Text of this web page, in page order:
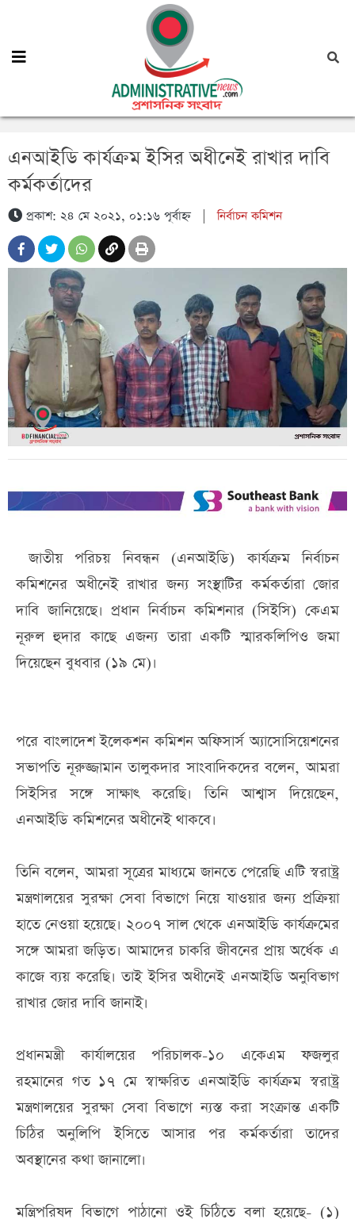
এনআইডি কার্যক্রম ইসির অধীনেই রাখার দাবি
কর্মকর্তাদের
প্রকাশ: ২৪ মে ২০২১, ০১:১৬ পূর্বাহ্ন|নির্বাচন কমিশন
জাতীয় পরিচয় নিবন্ধন (এনআইডি) কার্যক্রম নির্বাচন
কমিশনের অধীনেই রাখার জন্য সংস্থাটির কর্মকর্তারা জোর
দাবি জানিয়েছে। প্রধান নির্বাচন কমিশনার (সিইসি) কেএম
নূরুল হুদার কাছে এজন্য তারা একটি স্মারকলিপিও জমা
দিয়েছেন বুধবার (১৯ মে)।
পরে বাংলাদেশ ইলেকশন কমিশন অফিসার্স অ্যাসোসিয়েশনের
সভাপতি নূরুজ্জামান তালুকদার সাংবাদিকদের বলেন, আমরা
সিইসির সঙ্গে সাক্ষাৎ করেছি। তিনি আশ্বাস দিয়েছেন,
এনআইডি কমিশনের অধীনেই থাকবে।
তিনি বলেন, আমরা সূত্রের মাধ্যমে জানতে পেরেছি এটি স্বরাষ্ট্র
মন্ত্রণালয়ের সুরক্ষা সেবা বিভাগে নিয়ে যাওয়ার জন্য প্রক্রিয়া
হাতে নেওয়া হয়েছে। ২০০৭ সাল থেকে এনআইডি কার্যক্রমের
সঙ্গে আমরা জড়িত। আমাদের চাকরি জীবনের প্রায় অর্ধেক এ
কাজে ব্যয় করেছি। তাই ইসির অধীনেই এনআইডি অনুবিভাগ
রাখার জোর দাবি জানাই।
প্রধানমন্ত্রী কার্যালয়ের পরিচালক-১০ একেএম ফজলুর
রহমানের গত ১৭ মে স্বাক্ষরিত এনআইডি কার্যক্রম স্বরাষ্ট্র
মন্ত্রণালয়ের সুরক্ষা সেবা বিভাগে ন্যস্ত করা সংক্রান্ত একটি
চিঠির অনুলিপি ইসিতে আসার পর কর্মকর্তারা তাদের
অবস্থানের কথা জানালো।
মন্ত্রিপরিষদ বিভাগে পাঠানো ওই চিঠিতে বলা হয়েছে- (১)